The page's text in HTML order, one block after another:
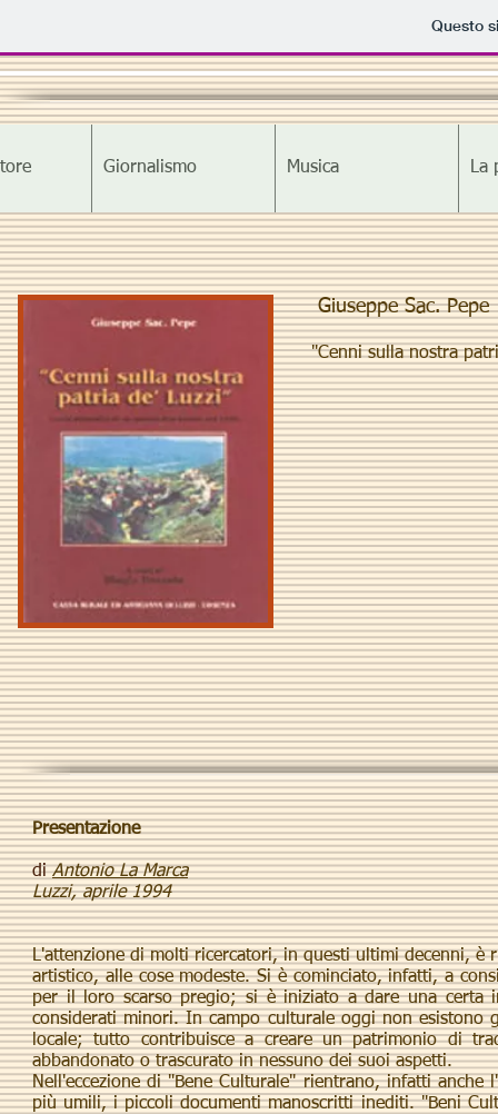
Questo
Giornalismo Musica La
Giuseppe Sac. Pepe
"Cenni sulla nostra
Presentazione
diAntonio La Marca
Luzzi, aprile 1994
L'attenzione di molti ricercatori, in questi ultimi decenni, è
artistico, alle cose modeste. Si è cominciato, infatti, a
per il loro scarso pregio; si è iniziato a dare una certa
considerati minori. In campo culturale oggi non
locale; tutto contribuisce a creare un patrimonio di
abbandonato o trascurato in nessuno dei suoi aspetti.
Nell'eccezione di "Bene Culturale" rientrano, infatti
più umili, i piccoli documenti manoscritti inediti. "Beni